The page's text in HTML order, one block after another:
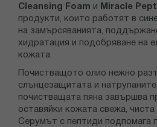
Cleansing Foam и Miracle
продукти, които работят в
на замърсяванията,
хидратация и подобряване на
кожата.
Почистващото олио нежно
слънцезащитата и
почистващата пяна завършва
оставяйки кожата свежа,
Серумът с пептиди подпомага